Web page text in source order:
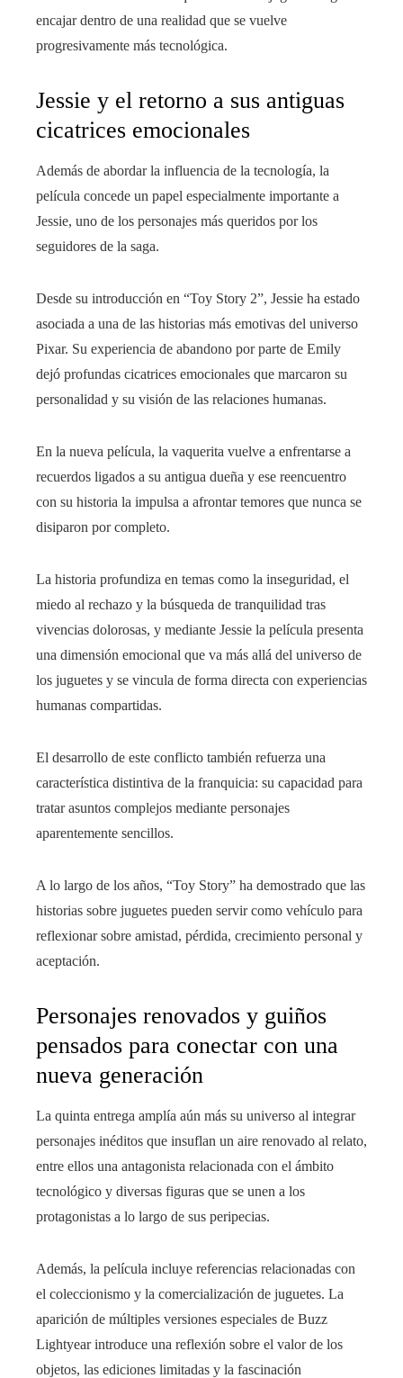
encajar dentro de una realidad que se vuelve
progresivamente más tecnológica.
Jessie y el retorno a sus antiguas
cicatrices emocionales
Además de abordar la influencia de la tecnología, la
película concede un papel especialmente importante a
Jessie, uno de los personajes más queridos por los
seguidores de la saga.
Desde su introducción en “Toy Story 2”, Jessie ha estado
asociada a una de las historias más emotivas del universo
Pixar. Su experiencia de abandono por parte de Emily
dejó profundas cicatrices emocionales que marcaron su
personalidad y su visión de las relaciones humanas.
En la nueva película, la vaquerita vuelve a enfrentarse a
recuerdos ligados a su antigua dueña y ese reencuentro
con su historia la impulsa a afrontar temores que nunca se
disiparon por completo.
La historia profundiza en temas como la inseguridad, el
miedo al rechazo y la búsqueda de tranquilidad tras
vivencias dolorosas, y mediante Jessie la película presenta
una dimensión emocional que va más allá del universo de
los juguetes y se vincula de forma directa con experiencias
humanas compartidas.
El desarrollo de este conflicto también refuerza una
característica distintiva de la franquicia: su capacidad para
tratar asuntos complejos mediante personajes
aparentemente sencillos.
A lo largo de los años, “Toy Story” ha demostrado que las
historias sobre juguetes pueden servir como vehículo para
reflexionar sobre amistad, pérdida, crecimiento personal y
aceptación.
Personajes renovados y guiños
pensados para conectar con una
nueva generación
La quinta entrega amplía aún más su universo al integrar
personajes inéditos que insuflan un aire renovado al relato,
entre ellos una antagonista relacionada con el ámbito
tecnológico y diversas figuras que se unen a los
protagonistas a lo largo de sus peripecias.
Además, la película incluye referencias relacionadas con
el coleccionismo y la comercialización de juguetes. La
aparición de múltiples versiones especiales de Buzz
Lightyear introduce una reflexión sobre el valor de los
objetos, las ediciones limitadas y la fascinación